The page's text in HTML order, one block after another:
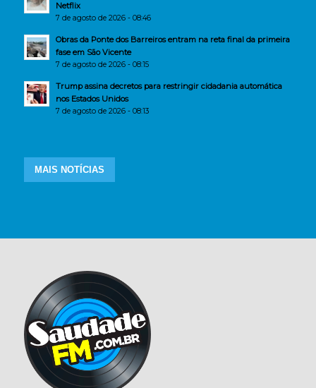
Netflix
7 de agosto de 2026 - 08:46
Obras da Ponte dos Barreiros entram na reta final da primeira
fase em São Vicente
7 de agosto de 2026 - 08:15
Trump assina decretos para restringir cidadania automática
nos Estados Unidos
7 de agosto de 2026 - 08:13
MAIS NOTÍCIAS